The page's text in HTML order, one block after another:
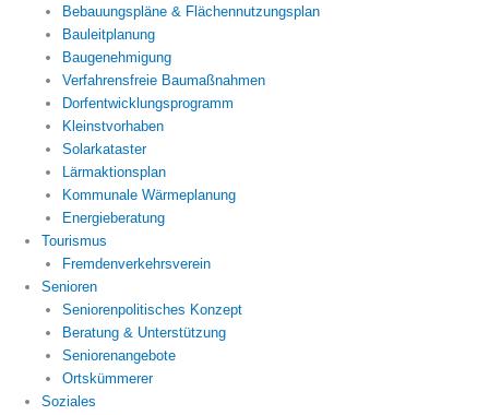
Bebauungspläne & Flächennutzungsplan
Bauleitplanung
Baugenehmigung
Verfahrensfreie Baumaßnahmen
Dorfentwicklungsprogramm
Kleinstvorhaben
Solarkataster
Lärmaktionsplan
Kommunale Wärmeplanung
Energieberatung
Tourismus
Fremdenverkehrsverein
Senioren
Seniorenpolitisches Konzept
Beratung & Unterstützung
Seniorenangebote
Ortskümmerer
Soziales